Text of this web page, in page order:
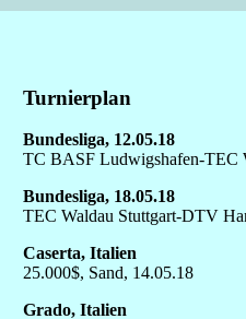
Turnierplan
Bundesliga, 12.05.18
TC BASF Ludwigshafen-TEC
Bundesliga, 18.05.18
TEC Waldau Stuttgart-DTV
Caserta, Italien
25.000$, Sand, 14.05.18
Grado, Italien